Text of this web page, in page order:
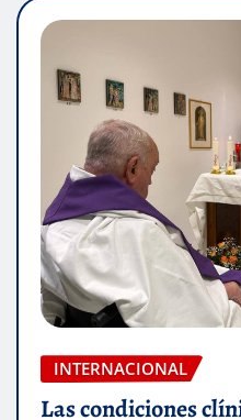
INTERNACIONAL
Las condiciones